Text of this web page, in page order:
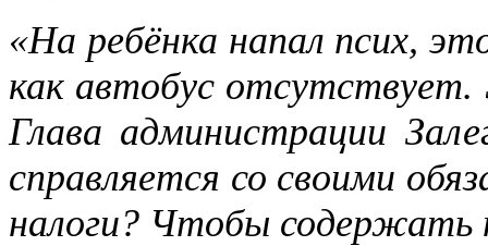
«На ребёнка напал псих,
как автобус
Глава администрации
справляется со своими
налоги? Чтобы содержать